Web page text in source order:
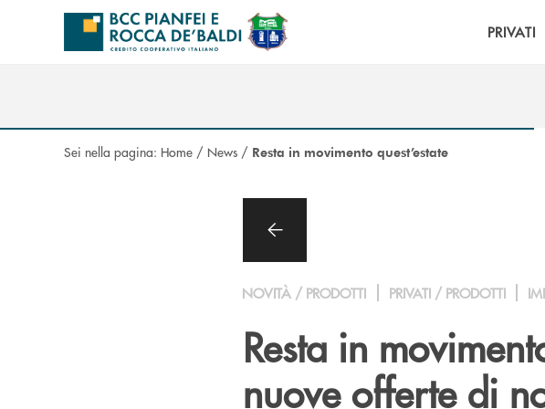
Salta al contenuto principale
PRIVATI
Sei nella pagina: Home / News / Resta in movimento quest’estate
NOVITÀ / PRODOTTI PRIVATI / PRODOTTI
Resta in
nuove offerte di